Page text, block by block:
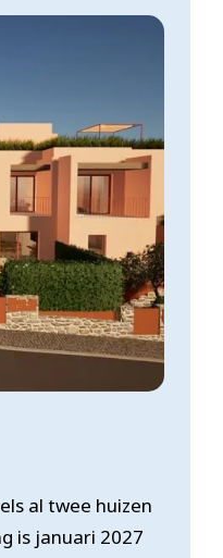
al twee huizen
is januari 2027